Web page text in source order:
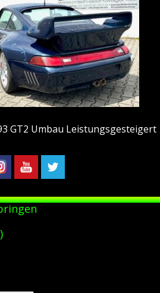
GT2 Umbau Leistungsgesteigert